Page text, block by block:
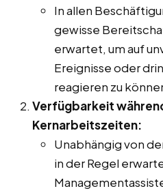
In allen
gewisse
erwartet, um auf
Ereignisse oder
reagieren zu
Verfügbarkeit
Kernarbeitszeiten:
Unabhängig von
in der Regel